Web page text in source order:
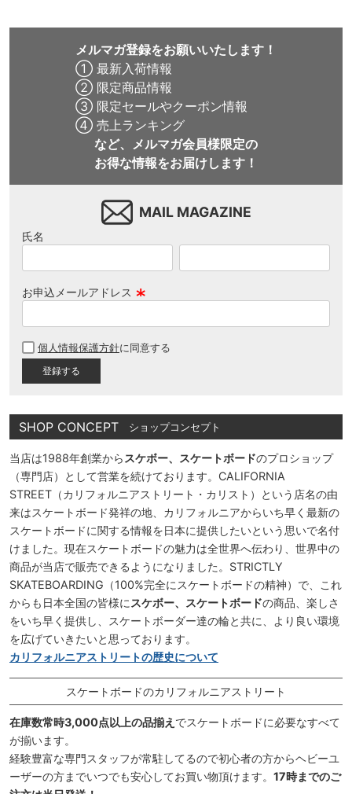
メルマガ登録をお願いいたします！
① 最新入荷情報
② 限定商品情報
③ 限定セールやクーポン情報
④ 売上ランキング
など、メルマガ会員様限定の
お得な情報をお届けします！
MAIL MAGAZINE
氏名
お申込メールアドレス
須
個人情報保護方針に同意する
SHOP CONCEPT ショップコンセプト
当店は1988年創業から スケボー、スケートボードのプロショップ
（専門店）として営業を続けております。CALIFORNIA
STREET（カリフォルニアストリート・カリスト）という店名の由
来はスケートボード発祥の地、カリフォルニアからいち早く最新の
スケートボードに関する情報を日本に提供したいという思いで名付
けました。現在スケートボードの魅力は全世界へ伝わり、世界中の
商品が当店で販売できるようになりました。STRICTLY
SKATEBOARDING（100%完全にスケートボードの精神）で、これ
からも日本全国の皆様に スケボー、スケートボードの商品、楽しさ
をいち早く提供し、スケートボーダー達の輪と共に、より良い環境
を広げていきたいと思っております。
カリフォルニアストリートの歴史について
スケートボードのカリフォルニアストリート
在庫数常時3,000点以上の品揃え でスケートボードに必要なすべて
が揃います。
経験豊富な専門スタッフが常駐してるので初心者の方からヘビーユ
ーザーの方までいつでも安心してお買い物頂けます。 17時までのご